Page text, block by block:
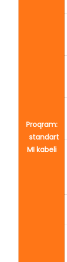
Proqram:
standart
MI kabeli